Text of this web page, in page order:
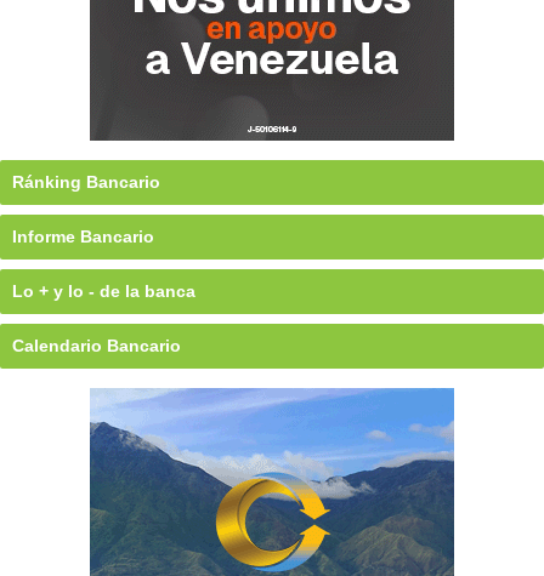
Ránking Bancario
Informe Bancario
Lo + y lo - de la banca
Calendario Bancario